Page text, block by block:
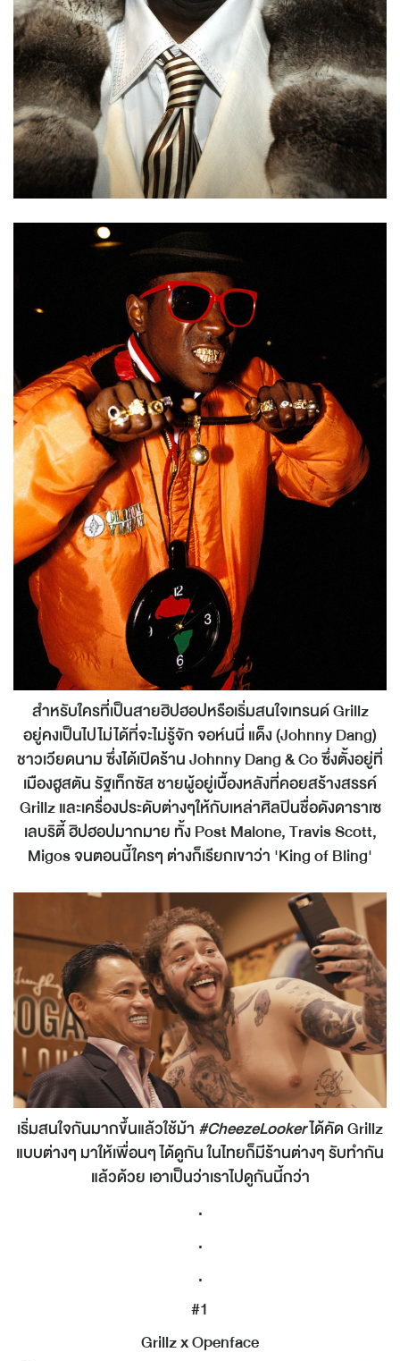
สำหรับใครที่เป็นสายฮิปฮอปหรือเริ่มสนใจเทรนด์ Grillz
อยู่คงเป็นไปไม่ได้ที่จะไม่รู้จัก จอห์นนี่ แด็ง (Johnny Dang)
ชาวเวียดนาม ซึ่งได้เปิดร้าน Johnny Dang & Co ซึ่งตั้งอยู่ที่
เมืองฮูสตัน รัฐเท็กซัส ชายผู้อยู่เบื้องหลังที่คอยสร้างสรรค์
Grillz และเครื่องประดับต่างๆให้กับเหล่าศิลปินชื่อดังดาราเซ
เลบริตี้ ฮิปฮอปมากมาย ทั้ง Post Malone, Travis Scott,
Migos จนตอนนี้ใครๆ ต่างก็เรียกเขาว่า 'King of Bling'
เริ่มสนใจกันมากขึ้นแล้วใช้ม้า #CheezeLookerได้คัด Grillz
แบบต่างๆ มาให้เพื่อนๆ ได้ดูกัน ในไทยก็มีร้านต่างๆ รับทำกัน
แล้วด้วย เอาเป็นว่าเราไปดูกันนี้กว่า
.
.
.
#1
Grillz x Openface